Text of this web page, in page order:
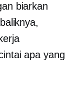
biarkan
apa yang